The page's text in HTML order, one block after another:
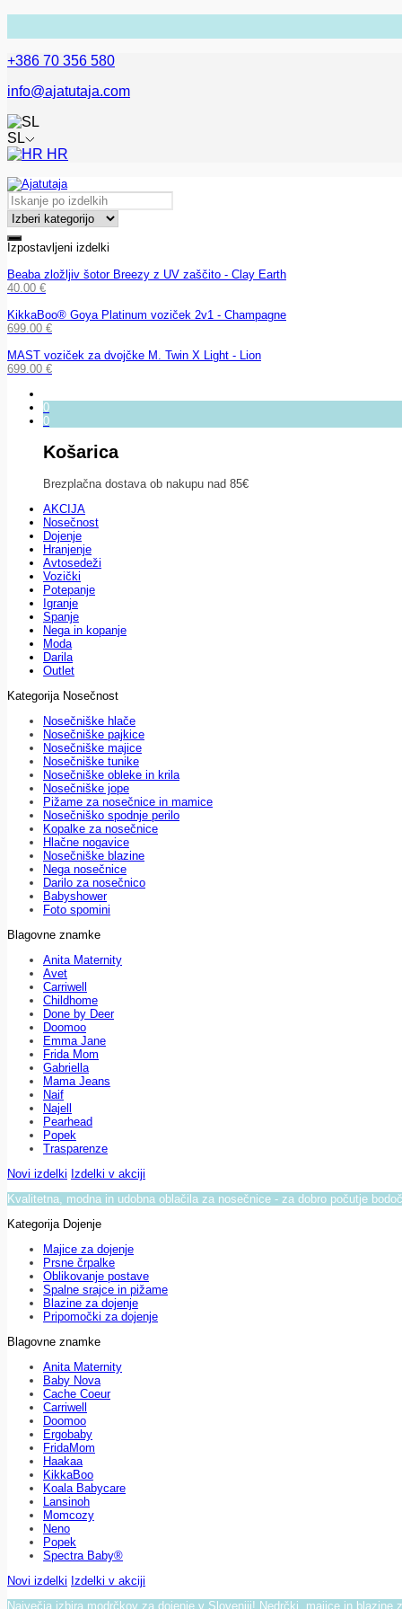
+386 70 356 580
info@ajatutaja.com
SL
HR
Izpostavljeni izdelki
Beaba zložljiv šotor Breezy z UV zaščito - Clay Earth
40.00 €
KikkaBoo® Goya Platinum voziček 2v1 - Champagne
699.00 €
MAST voziček za dvojčke M. Twin X Light - Lion
699.00 €
0
0
Košarica
Brezplačna dostava ob nakupu nad 85€
AKCIJA
Nosečnost
Dojenje
Hranjenje
Avtosedeži
Vozički
Potepanje
Igranje
Spanje
Nega in kopanje
Moda
Darila
Outlet
Kategorija Nosečnost
Nosečniške hlače
Nosečniške pajkice
Nosečniške majice
Nosečniške tunike
Nosečniške obleke in krila
Nosečniške jope
Pižame za nosečnice in mamice
Nosečniško spodnje perilo
Kopalke za nosečnice
Hlačne nogavice
Nosečniške blazine
Nega nosečnice
Darilo za nosečnico
Babyshower
Foto spomini
Blagovne znamke
Anita Maternity
Avet
Carriwell
Childhome
Done by Deer
Doomoo
Emma Jane
Frida Mom
Gabriella
Mama Jeans
Naif
Najell
Pearhead
Popek
Trasparenze
Novi izdelki Izdelki v akciji
Kvalitetna, modna in udobna oblačila za nosečnice - za dobro počutje
Kategorija Dojenje
Majice za dojenje
Prsne črpalke
Oblikovanje postave
Spalne srajce in pižame
Blazine za dojenje
Pripomočki za dojenje
Blagovne znamke
Anita Maternity
Baby Nova
Cache Coeur
Carriwell
Doomoo
Ergobaby
FridaMom
Haakaa
KikkaBoo
Koala Babycare
Lansinoh
Momcozy
Neno
Popek
Spectra Baby®
Novi izdelki Izdelki v akciji
Največja izbira modrčkov za dojenje v Sloveniji! Nedrčki, majice in blazine